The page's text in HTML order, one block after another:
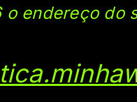
o endereço do